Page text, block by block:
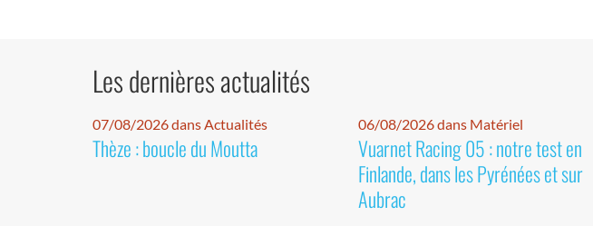
Les dernières actualités
07/08/2026 dans Actualités
Thèze : boucle du Moutta
06/08/2026 dans Matériel
Vuarnet Racing 05 : notre test en
Finlande, dans les Pyrénées et sur
Aubrac